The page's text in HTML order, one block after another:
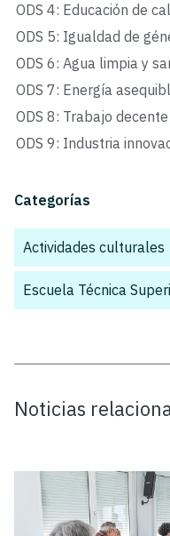
ODS 4: Educación de
ODS 5: Igualdad de
ODS 6: Agua limpia y
ODS 7: Energía
ODS 8: Trabajo
ODS 9: Industria
Categorías
Actividades culturales
Escuela Técnica
Noticias